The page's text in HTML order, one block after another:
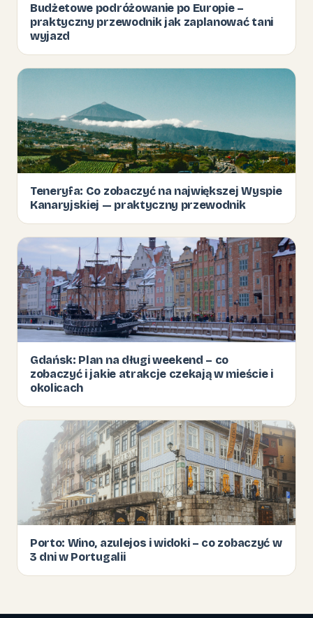
Budżetowe podróżowanie po Europie –
praktyczny przewodnik jak zaplanować tani
wyjazd
Teneryfa: Co zobaczyć na największej Wyspie
Kanaryjskiej — praktyczny przewodnik
Gdańsk: Plan na długi weekend – co
zobaczyć i jakie atrakcje czekają w mieście i
okolicach
Porto: Wino, azulejos i widoki – co zobaczyć w
3 dni w Portugalii